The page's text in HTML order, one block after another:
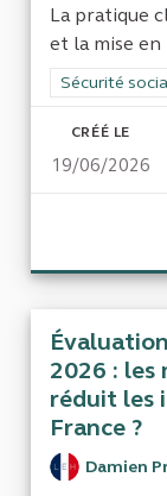
La pratique
et la mise en
Filtrer les
Sécurité
CRÉÉ LE
19/06/2026
2026 :
réduit les
France ?
Damien